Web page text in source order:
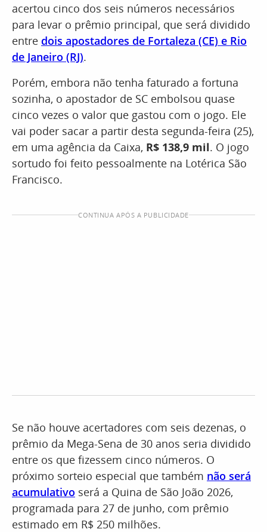
acertou cinco dos seis números necessários
para levar o prêmio principal, que será dividido
entre dois apostadores de Fortaleza (CE) e Rio
de Janeiro (RJ).
Porém, embora não tenha faturado a fortuna
sozinha, o apostador de SC embolsou quase
cinco vezes o valor que gastou com o jogo. Ele
vai poder sacar a partir desta segunda-feira (25),
em uma agência da Caixa, R$ 138,9 mil. O jogo
sortudo foi feito pessoalmente na Lotérica São
Francisco.
CONTINUA APÓS A PUBLICIDADE
Se não houve acertadores com seis dezenas, o
prêmio da Mega-Sena de 30 anos seria dividido
entre os que fizessem cinco números. O
próximo sorteio especial que também não será
acumulativo será a Quina de São João 2026,
programada para 27 de junho, com prêmio
estimado em R$ 250 milhões.